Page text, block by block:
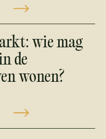
wie mag
de
wonen?